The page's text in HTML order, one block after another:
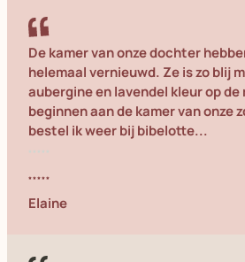
De kamer van onze dochter
helemaal vernieuwd. Ze is zo blij
aubergine en lavendel kleur op de
beginnen aan de kamer van onze
bestel ik weer bij bibelotte...
Elaine